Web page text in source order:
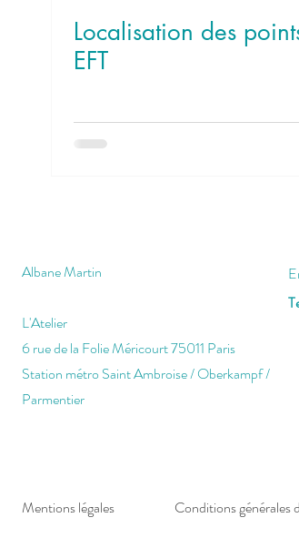
Localisation des
EFT
Albane Martin
L'Atelier
6 rue de la Folie Méricourt 75011 Paris
Station métro Saint Ambroise / Oberkampf /
Parmentier
Mentions légales Conditions générales